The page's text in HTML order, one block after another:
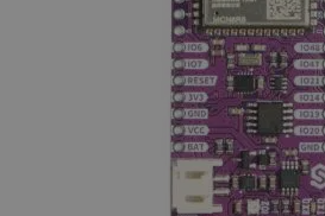
Niezbędne Wydajność
Funkcjonalność
Niezbędne pliki cookie umożliwiają
podstawowych funkcji strony
jak logowanie użytkownika i
Bez niezbędnych plików cookie nie
prawidłowo korzystać ze strony